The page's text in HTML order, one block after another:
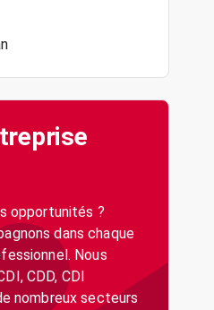
opportunités ?
dans chaque
Nous
CDD, CDI
nombreux secteurs